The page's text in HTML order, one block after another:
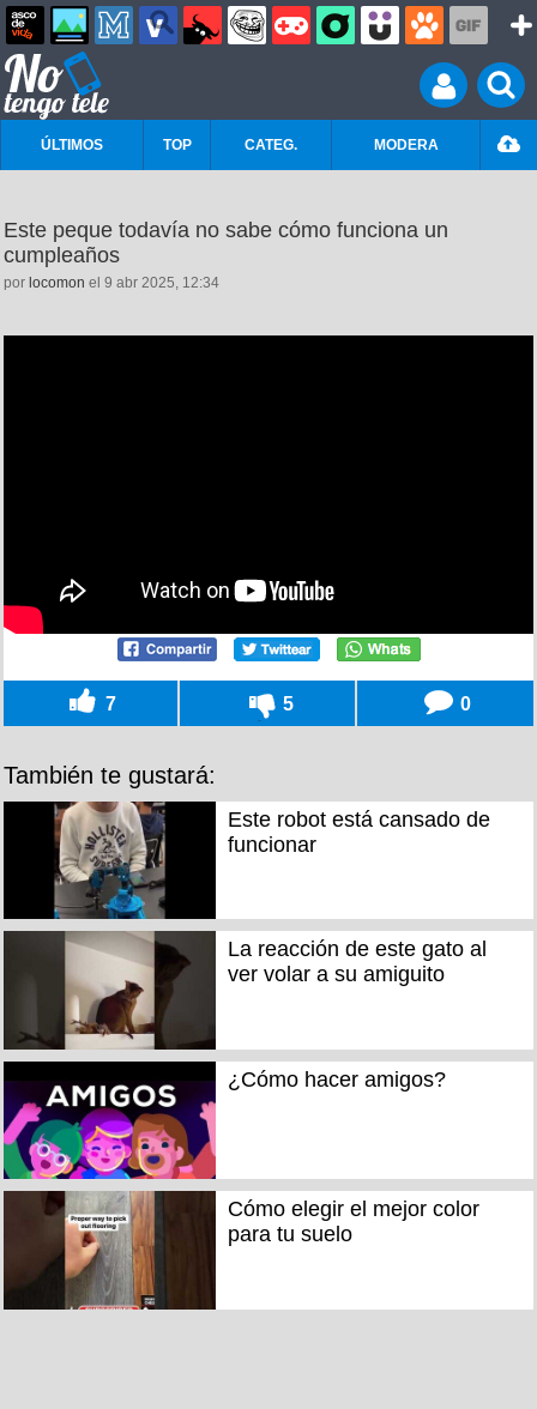
ÚLTIMOS TOP CATEG. MODERA
Este peque todavía no sabe cómo funciona un
cumpleaños
por locomon el 9 abr 2025, 12:34
7 5 0
También te gustará:
Este robot está cansado de
funcionar
La reacción de este gato al
ver volar a su amiguito
¿Cómo hacer amigos?
Cómo elegir el mejor color
para tu suelo